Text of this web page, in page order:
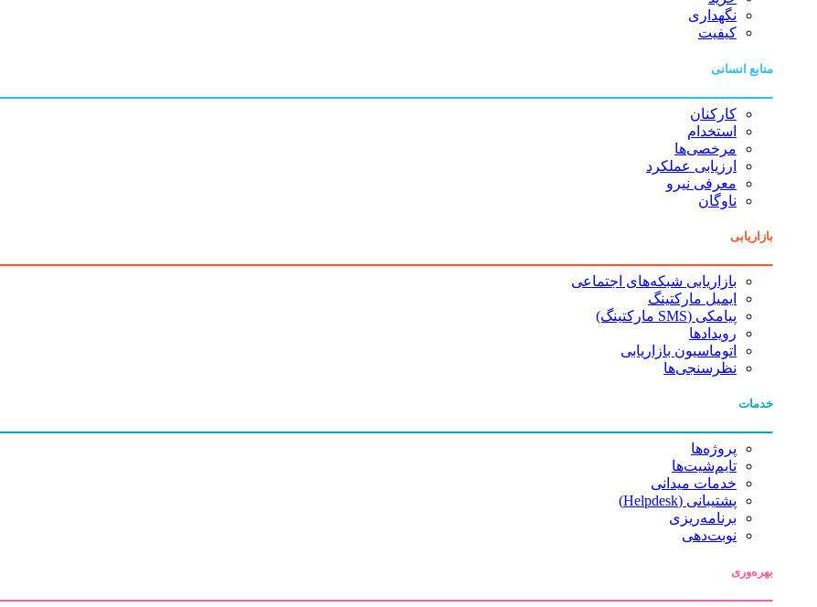
نگهداری
کیفیت
منابع انسانی
کارکنان
استخدام
مرخصی‌ها
ارزیابی عملکرد
معرفی نیرو
ناوگان
بازاریابی
بازاریابی شبکه‌های اجتماعی
ایمیل مارکتینگ
پیامکی (SMS مارکتینگ)
رویدادها
اتوماسیون بازاریابی
نظرسنجی‌ها
خدمات
پروژه‌ها
تایم‌شیت‌ها
خدمات میدانی
پشتیبانی (Helpdesk)
برنامه‌ریزی
نوبت‌دهی
بهره‌وری